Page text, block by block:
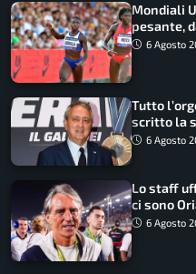
Mondiali
pesante,
Non ho
6 Agosto
Tutto
scritto la
6 Agosto
Lo staff
ci sono
ritorno
6 Agosto